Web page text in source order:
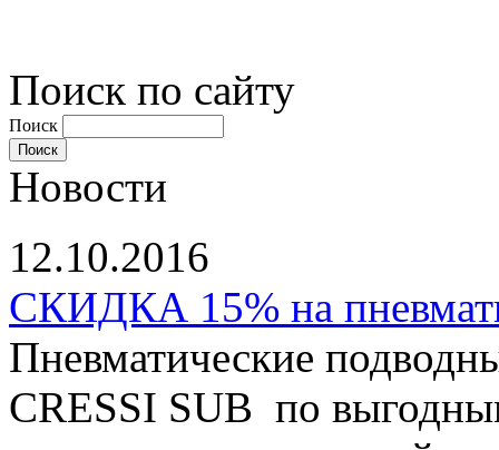
Поиск по сайту
Поиск
Новости
12.10.2016
СКИДКА 15% на
Пневматические
CRESSI SUB по